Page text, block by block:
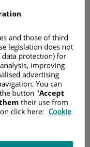
DÍAZ
and those of third
legislation does not
data protection) for
improving
advertising
You can
button "Accept
their use from
click here: Cookie